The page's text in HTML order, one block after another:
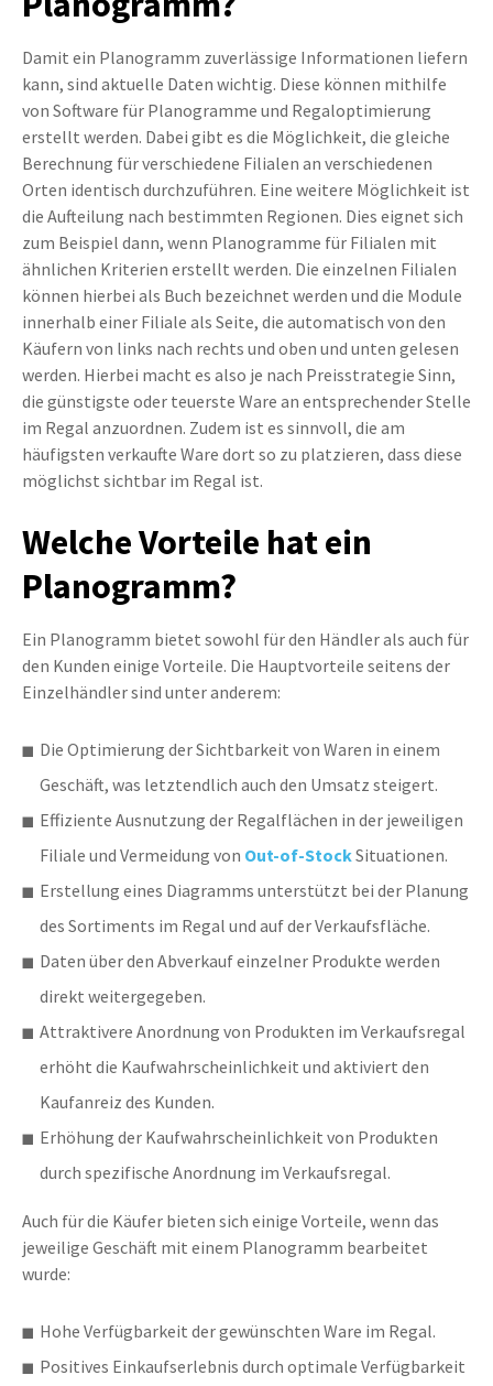
Damit ein Planogramm zuverlässige Informationen liefern
kann, sind aktuelle Daten wichtig. Diese können mithilfe
von Software für Planogramme und Regaloptimierung
erstellt werden. Dabei gibt es die Möglichkeit, die gleiche
Berechnung für verschiedene Filialen an verschiedenen
Orten identisch durchzuführen. Eine weitere Möglichkeit ist
die Aufteilung nach bestimmten Regionen. Dies eignet sich
zum Beispiel dann, wenn Planogramme für Filialen mit
ähnlichen Kriterien erstellt werden. Die einzelnen Filialen
können hierbei als Buch bezeichnet werden und die Module
innerhalb einer Filiale als Seite, die automatisch von den
Käufern von links nach rechts und oben und unten gelesen
werden. Hierbei macht es also je nach Preisstrategie Sinn,
die günstigste oder teuerste Ware an entsprechender Stelle
im Regal anzuordnen. Zudem ist es sinnvoll, die am
häufigsten verkaufte Ware dort so zu platzieren, dass diese
möglichst sichtbar im Regal ist.
Welche Vorteile hat ein
Planogramm?
Ein Planogramm bietet sowohl für den Händler als auch für
den Kunden einige Vorteile. Die Hauptvorteile seitens der
Einzelhändler sind unter anderem:
Die Optimierung der Sichtbarkeit von Waren in einem
Geschäft, was letztendlich auch den Umsatz steigert.
Effiziente Ausnutzung der Regalflächen in der jeweiligen
Filiale und Vermeidung von Out-of-StockSituationen.
Erstellung eines Diagramms unterstützt bei der Planung
des Sortiments im Regal und auf der Verkaufsfläche.
Daten über den Abverkauf einzelner Produkte werden
direkt weitergegeben.
Attraktivere Anordnung von Produkten im Verkaufsregal
erhöht die Kaufwahrscheinlichkeit und aktiviert den
Kaufanreiz des Kunden.
Erhöhung der Kaufwahrscheinlichkeit von Produkten
durch spezifische Anordnung im Verkaufsregal.
Auch für die Käufer bieten sich einige Vorteile, wenn das
jeweilige Geschäft mit einem Planogramm bearbeitet
wurde:
Hohe Verfügbarkeit der gewünschten Ware im Regal.
Positives Einkaufserlebnis durch optimale Verfügbarkeit